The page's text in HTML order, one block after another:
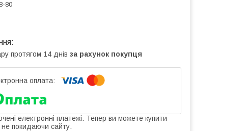
80
протягом 14 днів за рахунок покупця
електронні платежі. Тепер ви можете купити
покидаючи сайту.